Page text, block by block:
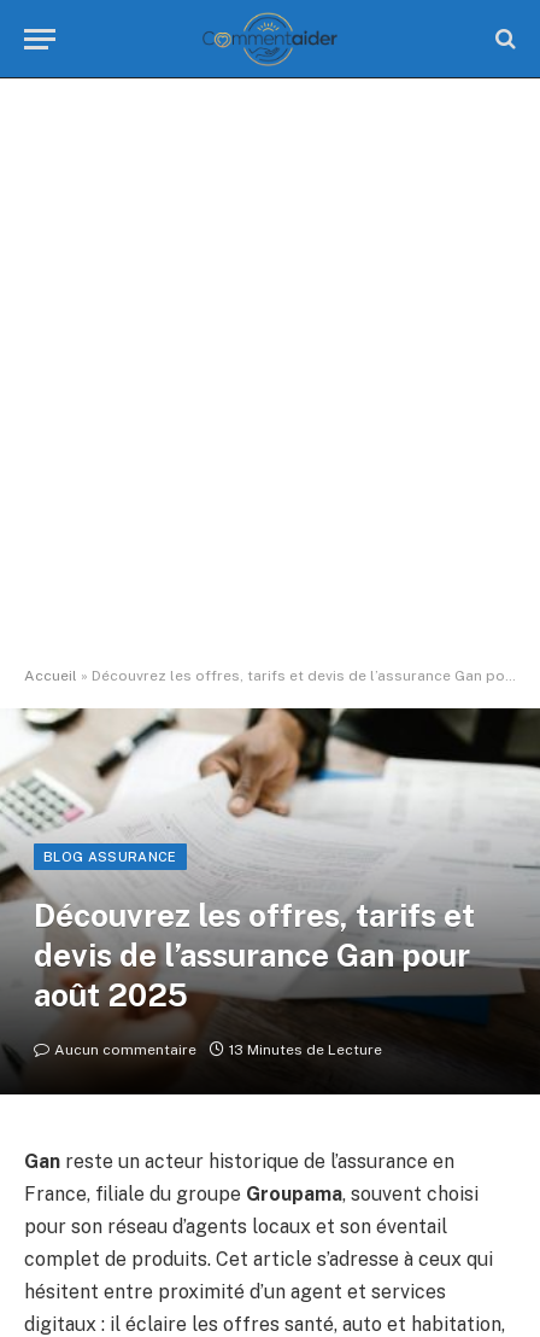
Accueil » Découvrez les offres, tarifs et devis de l’assurance Gan pour août 2025
BLOG ASSURANCE
Découvrez les offres, tarifs et
devis de l’assurance Gan pour
août 2025
Aucun commentaire 13 Minutes de Lecture
Gan reste un acteur historique de l’assurance en
France, filiale du groupe Groupama, souvent choisi
pour son réseau d’agents locaux et son éventail
complet de produits. Cet article s’adresse à ceux qui
hésitent entre proximité d’un agent et services
digitaux : il éclaire les offres santé, auto et habitation,